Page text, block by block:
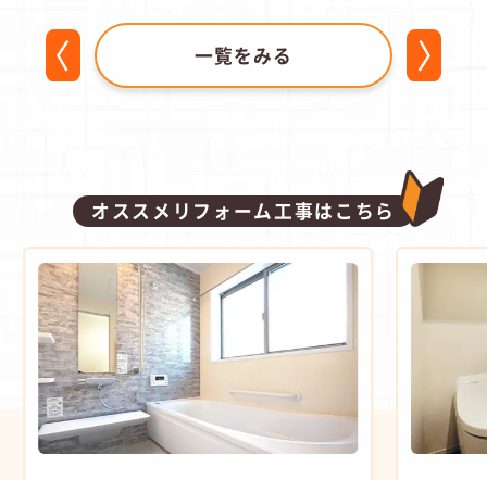
一覧をみる
オススメリフォーム工事はこちら